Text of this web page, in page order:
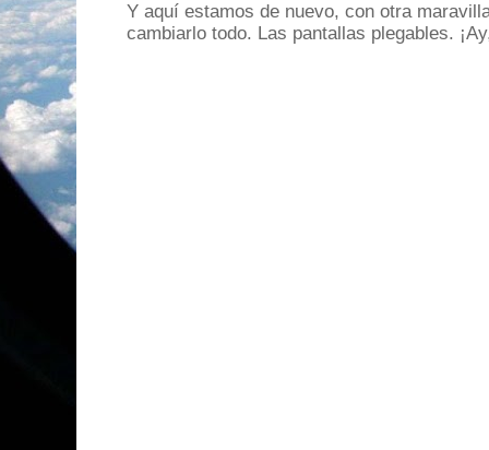
Y aquí estamos de nuevo, con otra
cambiarlo todo. Las pantallas plegables.